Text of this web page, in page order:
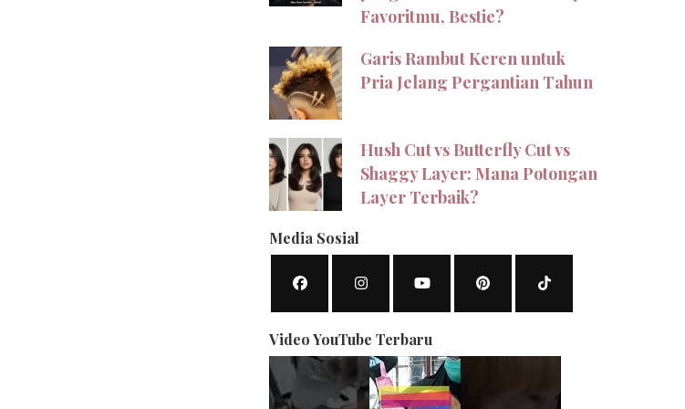
Favoritmu, Bestie?
Garis Rambut Keren untuk
Pria Jelang Pergantian Tahun
Hush Cut vs Butterfly Cut vs
Shaggy Layer: Mana Potongan
Layer Terbaik?
Media Sosial
Video YouTube Terbaru